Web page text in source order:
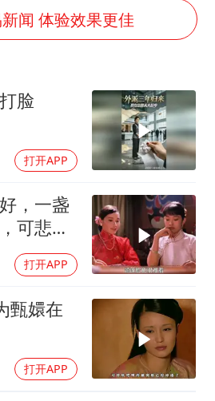
苏发布台风蓝色预警
内最贵新股今日申购
命案逃犯躲进深山21年活得像野人
广岛核爆81周年央视播《奥本海默》
河南某医院2.33亿工程串标案细节披露
日立秋你咬秋了吗
方之约 相约未来
闻 体验效果更佳
脸
打开APP
，一盏
可悲疯
打开APP
甄嬛在
打开APP